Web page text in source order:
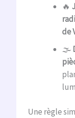
🔥
de
🌫️
Une règle